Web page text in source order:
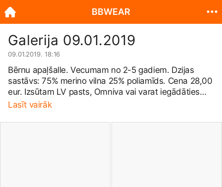
Galerija 09.01.2019
09.01.2019. 18:16
Bērnu apaļšalle. Vecumam no 2-5 gadiem. Dzijas
sastāvs: 75% merino vilna 25% poliamīds. Cena 28,00
eur. Izsūtam LV pasts, Omniva vai varat iegādāties
darbnīcā pēc adreses: Kvinta, Salas pagasts, Babītes
Lasīt vairāk
BBWEAR